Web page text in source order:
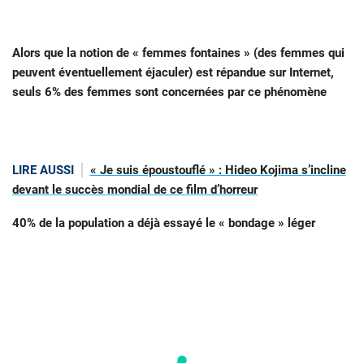
Alors que la notion de « femmes fontaines » (des femmes qui
peuvent éventuellement éjaculer) est répandue sur Internet,
seuls 6% des femmes sont concernées par ce phénomène
LIRE AUSSI
« Je suis époustouflé » : Hideo Kojima s’incline
devant le succès mondial de ce film d’horreur
40% de la population a déjà essayé le « bondage » léger